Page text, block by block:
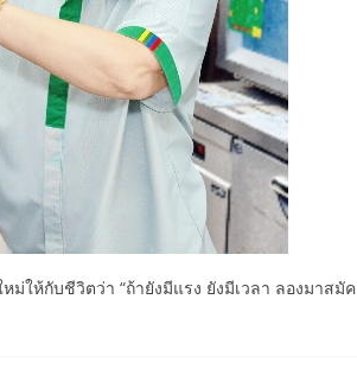
ให้กับชีวิตว่า “ถ้ายังมีแรง ยังมีเวลา ลองมาสมัค